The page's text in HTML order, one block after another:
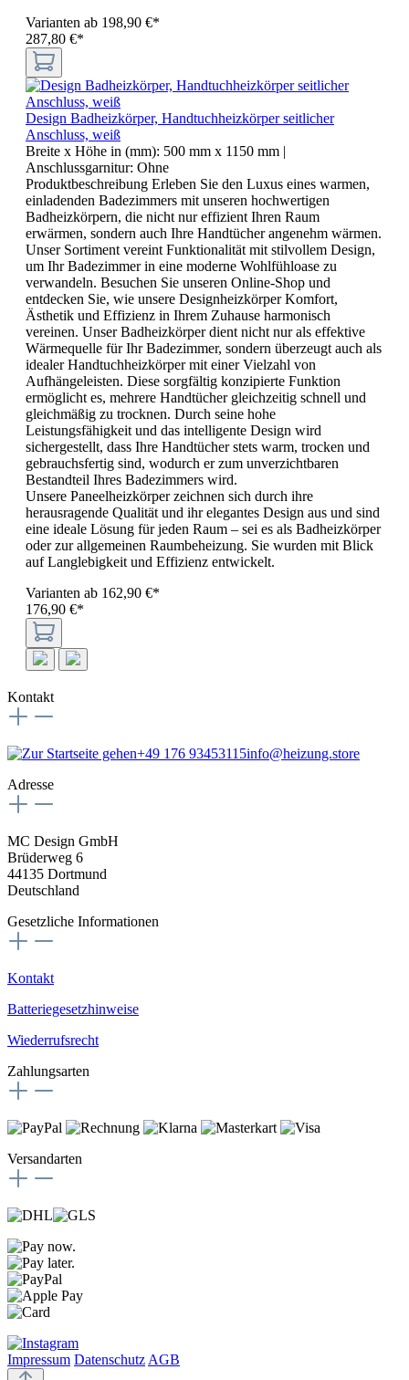
Varianten ab 198,90 €*
287,80 €*
Design Badheizkörper, Handtuchheizkörper seitlicher
Anschluss, weiß
Breite x Höhe in (mm): 500 mm x 1150 mm |
Anschlussgarnitur: Ohne
Produktbeschreibung Erleben Sie den Luxus eines warmen,
einladenden Badezimmers mit unseren hochwertigen
Badheizkörpern, die nicht nur effizient Ihren Raum
erwärmen, sondern auch Ihre Handtücher angenehm wärmen.
Unser Sortiment vereint Funktionalität mit stilvollem Design,
um Ihr Badezimmer in eine moderne Wohlfühloase zu
verwandeln. Besuchen Sie unseren Online-Shop und
entdecken Sie, wie unsere Designheizkörper Komfort,
Ästhetik und Effizienz in Ihrem Zuhause harmonisch
vereinen. Unser Badheizkörper dient nicht nur als effektive
Wärmequelle für Ihr Badezimmer, sondern überzeugt auch als
idealer Handtuchheizkörper mit einer Vielzahl von
Aufhängeleisten. Diese sorgfältig konzipierte Funktion
ermöglicht es, mehrere Handtücher gleichzeitig schnell und
gleichmäßig zu trocknen. Durch seine hohe
Leistungsfähigkeit und das intelligente Design wird
sichergestellt, dass Ihre Handtücher stets warm, trocken und
gebrauchsfertig sind, wodurch er zum unverzichtbaren
Bestandteil Ihres Badezimmers wird.
Unsere Paneelheizkörper zeichnen sich durch ihre
herausragende Qualität und ihr elegantes Design aus und sind
eine ideale Lösung für jeden Raum – sei es als Badheizkörper
oder zur allgemeinen Raumbeheizung. Sie wurden mit Blick
auf Langlebigkeit und Effizienz entwickelt.
Varianten ab 162,90 €*
176,90 €*
Kontakt
+49 176 93453115info@heizung.store
Adresse
MC Design GmbH
Brüderweg 6
44135 Dortmund
Deutschland
Gesetzliche Informationen
Kontakt
Batteriegesetzhinweise
Wiederrufsrecht
Zahlungsarten
Versandarten
Impressum Datenschutz AGB